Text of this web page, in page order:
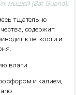
мышей (Bat Guano).
тщательно
содержит
к легкости и
влаги.
и калием,